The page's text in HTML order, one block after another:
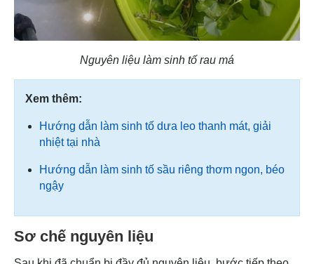
Nguyên liệu làm sinh tố rau má
Xem thêm:
Hướng dẫn làm sinh tố dưa leo thanh mát, giải
nhiệt tại nhà
Hướng dẫn làm sinh tố sầu riêng thơm ngon, béo
ngậy
Sơ chế nguyên liệu